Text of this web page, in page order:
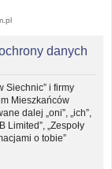
danych
Siechnic” i firmy
Mieszkańców
dalej „oni”, „ich”,
Limited”, „Zespoły
o tobie”